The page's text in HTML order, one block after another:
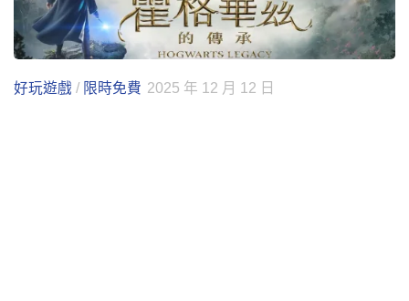
好玩遊戲 / 限時免費 2025 年 12 月 12 日